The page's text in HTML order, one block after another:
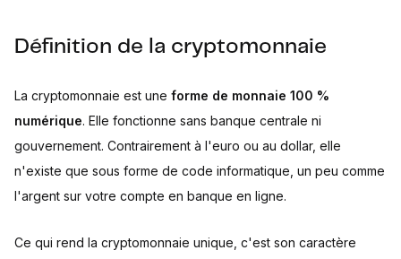
Définition de la cryptomonnaie
La cryptomonnaie est une forme de monnaie 100 %
numérique. Elle fonctionne sans banque centrale ni
gouvernement. Contrairement à l'euro ou au dollar, elle
n'existe que sous forme de code informatique, un peu comme
l'argent sur votre compte en banque en ligne.
Ce qui rend la cryptomonnaie unique, c'est son caractère